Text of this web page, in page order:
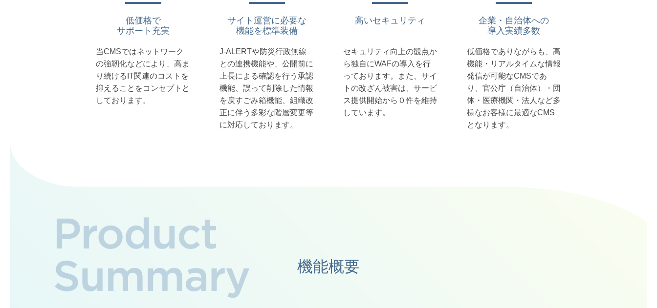
低価格で
サポート充実
当CMSではネットワーク
の強靭化などにより、高ま
り続けるIT関連のコストを
抑えることをコンセプトと
しております。
サイト運営に必要な
機能を標準装備
J-ALERTや防災行政無線
との連携機能や、公開前に
上長による確認を行う承認
機能、誤って削除した情報
を戻すごみ箱機能、組織改
正に伴う多彩な階層変更等
に対応しております。
高いセキュリティ
セキュリティ向上の観点か
ら独自にWAFの導入を行
っております。また、サイ
トの改ざん被害は、サービ
ス提供開始から０件を維持
しています。
企業・自治体への
導入実績多数
低価格でありながらも、高
機能・リアルタイムな情報
発信が可能なCMSであ
り、官公庁（自治体）・団
体・医療機関・法人など多
様なお客様に最適なCMS
となります。
機能概要